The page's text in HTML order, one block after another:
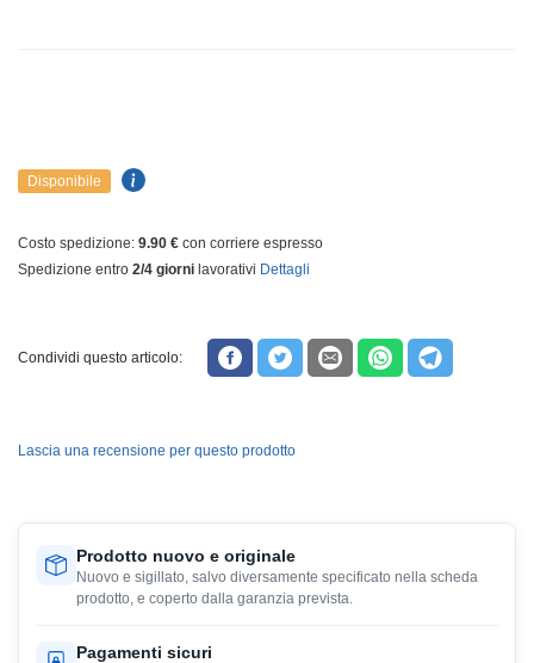
Disponibile
Costo spedizione: 9.90 € con corriere espresso
Spedizione entro 2/4 giorni lavorativi Dettagli
Condividi questo articolo:
Lascia una recensione per questo prodotto
Prodotto nuovo e originale
Nuovo e sigillato, salvo diversamente specificato nella scheda
prodotto, e coperto dalla garanzia prevista.
Pagamenti sicuri